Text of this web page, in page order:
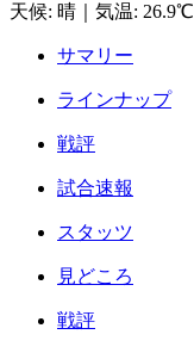
天候: 晴 気温: 26.9℃
サマリー
ラインナップ
戦評
試合速報
スタッツ
見どころ
戦評